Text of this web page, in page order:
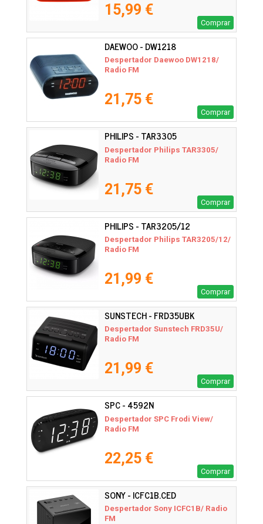
15,99 €
Comprar
DAEWOO - DW1218
Despertador Daewoo DW1218/
Radio FM
21,75 €
Comprar
PHILIPS - TAR3305
Despertador Philips TAR3305/
Radio FM
21,75 €
Comprar
PHILIPS - TAR3205/12
Despertador Philips TAR3205/12/
Radio FM
21,99 €
Comprar
SUNSTECH - FRD35UBK
Despertador Sunstech FRD35U/
Radio FM
21,99 €
Comprar
SPC - 4592N
Despertador SPC Frodi View/
Radio FM
22,25 €
Comprar
SONY - ICFC1B.CED
Despertador Sony ICFC1B/ Radio
FM